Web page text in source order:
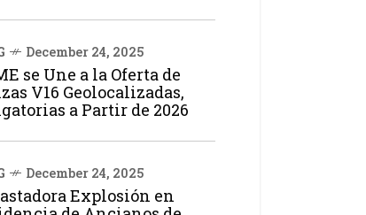
December 24, 2025
se Une a la Oferta de
V16 Geolocalizadas,
a Partir de 2026
December 24, 2025
Explosión en